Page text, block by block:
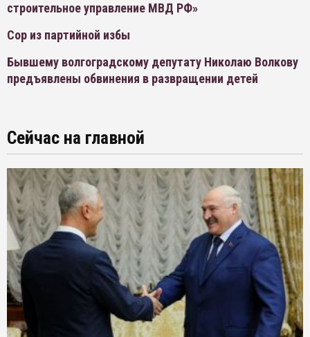
строительное управление МВД РФ»
Сор из партийной избы
Бывшему волгоградскому депутату Николаю Волкову
предъявлены обвинения в развращении детей
Сейчас на главной